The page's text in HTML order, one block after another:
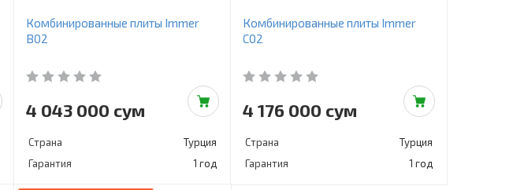
Комбинированные плиты Immer
B02
4 043 000 сум
Страна
Турция
Гарантия
1 год
Комбинированные плиты Immer
C02
4 176 000 сум
Страна
Турция
Гарантия
1 год